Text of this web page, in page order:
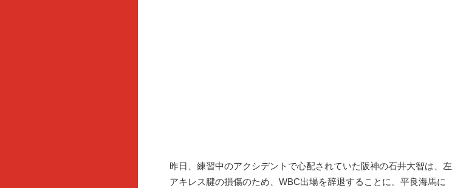
昨日、練習中のアクシデントで心配されていた阪神の石井大智は、左
アキレス腱の損傷のため、WBC出場を辞退することに。平良海馬に